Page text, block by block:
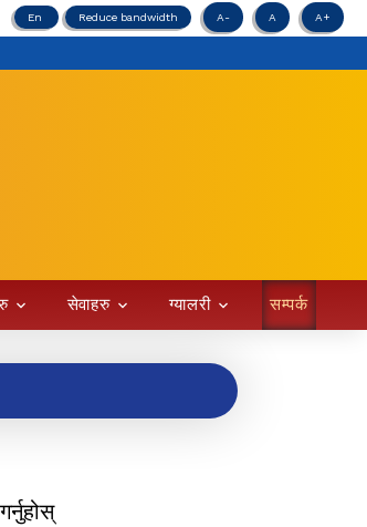
En Reduce bandwidth A- A A+
सेवाहरु ग्यालरी सम्पर्क